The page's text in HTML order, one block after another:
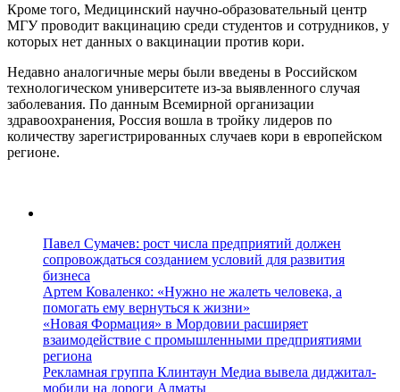
Кроме того, Медицинский научно-образовательный центр
МГУ проводит вакцинацию среди студентов и сотрудников, у
которых нет данных о вакцинации против кори.
Недавно аналогичные меры были введены в Российском
технологическом университете из-за выявленного случая
заболевания. По данным Всемирной организации
здравоохранения, Россия вошла в тройку лидеров по
количеству зарегистрированных случаев кори в европейском
регионе.
Павел Сумачев: рост числа предприятий должен
сопровождаться созданием условий для развития
бизнеса
Артем Коваленко: «Нужно не жалеть человека, а
помогать ему вернуться к жизни»
«Новая Формация» в Мордовии расширяет
взаимодействие с промышленными предприятиями
региона
Рекламная группа Клинтаун Медиа вывела диджитал-
мобили на дороги Алматы